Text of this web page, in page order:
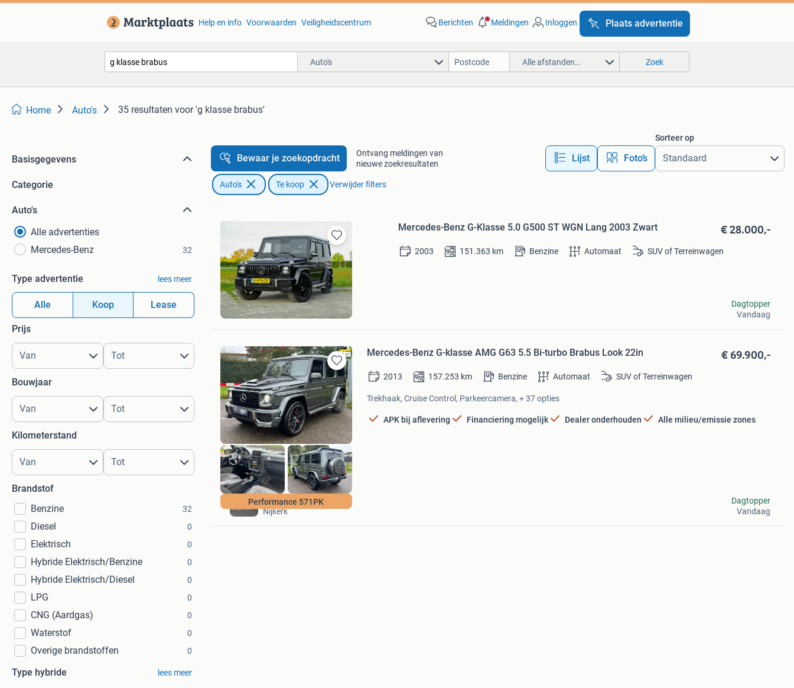
Help en info Voorwaarden Veiligheidscentrum Berichten Meldingen Inloggen Plaats advertentie
Auto's Alle afstanden… Zoek
Home Auto's 35 resultaten voor 'g klasse brabus'
Basisgegevens
Categorie
Auto's
Alle advertenties
Mercedes-Benz
32
Type advertentie lees meer
Alle Koop Lease
Prijs
Bouwjaar
Kilometerstand
Brandstof
Benzine
32
Diesel 0
Elektrisch 0
Hybride Elektrisch/Benzine 0
Hybride Elektrisch/Diesel 0
LPG 0
CNG (Aardgas) 0
Waterstof 0
Overige brandstoffen 0
Type hybride lees meer
Bewaar je zoekopdracht
Ontvang meldingen van
nieuwe zoekresultaten
Lijst Foto’s
Sorteer op
Auto's Te koop Verwijder filters
Bewaren
in
Mijn
Favorieten
Mercedes-Benz G-Klasse 5.0 G500 ST WGN Lang 2003 Zwart € 28.000,-
2003 151.363 km Benzine Automaat SUV of Terreinwagen
Guido
Warmond
Dagtopper
Vandaag
Bewaren
in
Mijn
Favorieten
Performance 571PK
Mercedes-Benz G-klasse AMG G63 5.5 Bi-turbo Brabus Look 22in € 69.900,-
2013 157.253 km Benzine Automaat SUV of Terreinwagen
Trekhaak, Cruise Control, Parkeercamera, + 37 opties
APK bij aflevering Financiering mogelijk Dealer onderhouden Alle milieu/emissie zones
Autoplein Nijkerk
Nijkerk
Dagtopper
Vandaag